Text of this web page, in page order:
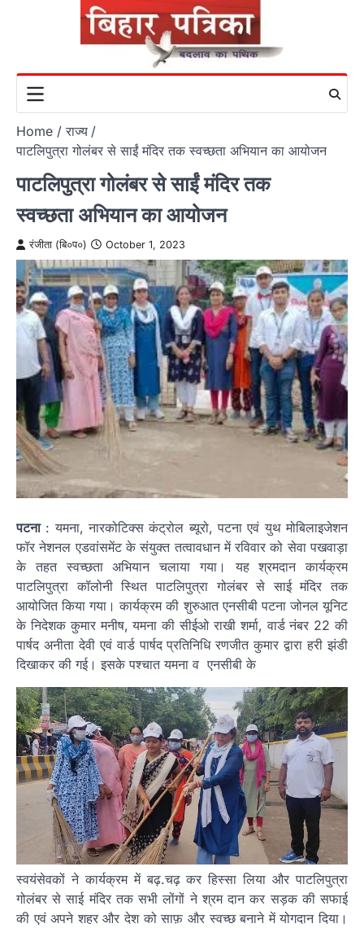
Home
राज्य
पाटलिपुत्रा गोलंबर से साईं मंदिर तक स्वच्छता अभियान का आयोजन
पाटलिपुत्रा गोलंबर से साईं मंदिर तक
स्वच्छता अभियान का आयोजन
रंजीता (बि०प०) October 1, 2023
पटना: यमना, नारकोटिक्स कंट्रोल ब्यूरो, पटना एवं युथ मोबिलाइजेशन
फॉर नेशनल एडवांसमेंट के संयुक्त तत्वावधान में रविवार को सेवा पखवाड़ा
के तहत स्वच्छता अभियान चलाया गया। यह श्रमदान कार्यक्रम
पाटलिपुत्रा कॉलोनी स्थित पाटलिपुत्रा गोलंबर से साई मंदिर तक
आयोजित किया गया। कार्यक्रम की शुरुआत एनसीबी पटना जोनल यूनिट
के निदेशक कुमार मनीष, यमना की सीईओ राखी शर्मा, वार्ड नंबर 22 की
पार्षद अनीता देवी एवं वार्ड पार्षद प्रतिनिधि रणजीत कुमार द्वारा हरी झंडी
दिखाकर की गई। इसके पश्चात यमना व एनसीबी के
स्वयंसेवकों ने कार्यक्रम में बढ़.चढ़ कर हिस्सा लिया और पाटलिपुत्रा
गोलंबर से साई मंदिर तक सभी लोंगों ने श्रम दान कर सड़क की सफाई
की एवं अपने शहर और देश को साफ़ और स्वच्छ बनाने में योगदान दिया।